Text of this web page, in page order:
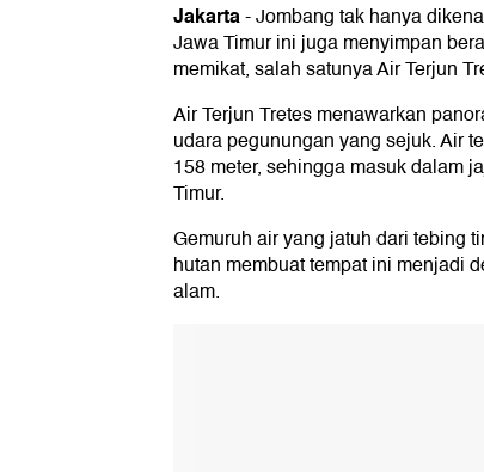
Jakarta-Jombang tak hanya
Jawa Timur ini juga menyimpan
memikat, salah satunya Air Terjun
Air Terjun Tretes menawarkan
udara pegunungan yang sejuk. Air
158 meter, sehingga masuk dalam
Timur.
Gemuruh air yang jatuh dari tebing
hutan membuat tempat ini menjadi
alam.